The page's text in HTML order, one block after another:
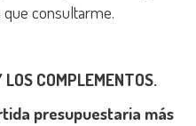
consultarme.
COMPLEMENTOS.
presupuestaria más